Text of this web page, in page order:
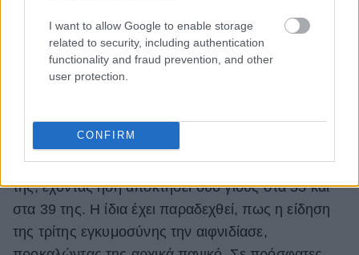
I want to allow Google to enable storage
related to security, including authentication
functionality and fraud prevention, and other
user protection.
CONFIRM
3. Κλερ Ντέινς
Η Κλερ Ντέινς έγινε μητέρα για τρίτη φορά στα 44
της, έχοντας ήδη αποκτήσει δύο γιους στα 33 και
στα 39 της. Η ίδια έχει παραδεχθεί, πως η είδηση
της τρίτης εγκυμοσύνης την αιφνιδίασε,